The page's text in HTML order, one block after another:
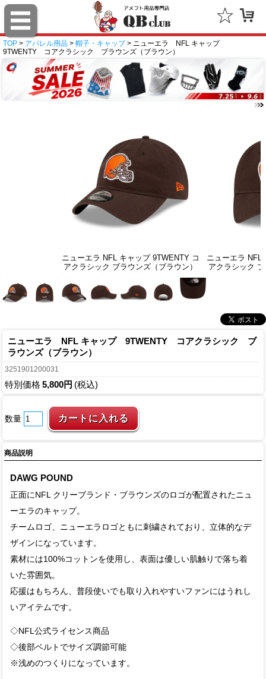
TOP > アパレル用品 > 帽子・キャップ> ニューエラ NFL キャップ
9TWENTY コアクラシック ブラウンズ（ブラウン）
ニューエラ NFL キャップ 9TWENTY コ
アクラシック ブラウンズ（ブラウン）
ニューエラ NFL
アクラシック
ニューエラ NFL キャップ 9TWENTY コアクラシック ブ
ラウンズ（ブラウン）
3251901200031
特別価格 5,800円 (税込)
数量
商品説明
DAWG POUND
正面にNFL クリーブランド・ブラウンズのロゴが配置されたニュ
ーエラのキャップ。
チームロゴ、ニューエラロゴともに刺繍されており、立体的なデ
ザインになっています。
素材には100%コットンを使用し、表面は優しい肌触りで落ち着
いた雰囲気。
応援はもちろん、普段使いでも取り入れやすいファンにはうれし
いアイテムです。
◇NFL公式ライセンス商品
◇後部ベルトでサイズ調節可能
※浅めのつくりになっています。